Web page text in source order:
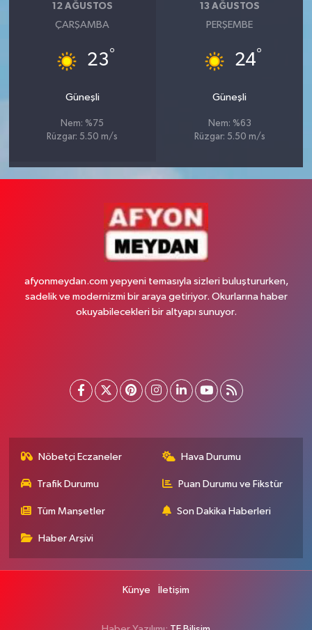
12 AĞUSTOS
ÇARŞAMBA
23°
Güneşli
Nem: %75
Rüzgar: 5.50 m/s
13 AĞUSTOS
PERŞEMBE
24°
Güneşli
Nem: %63
Rüzgar: 5.50 m/s
afyonmeydan.com yepyeni temasıyla sizleri buluştururken,
sadelik ve modernizmi bir araya getiriyor. Okurlarına haber
okuyabilecekleri bir altyapı sunuyor.
Nöbetçi Eczaneler Hava Durumu
Trafik Durumu Puan Durumu ve Fikstür
Tüm Manşetler Son Dakika Haberleri
Haber Arşivi
Künye İletişim